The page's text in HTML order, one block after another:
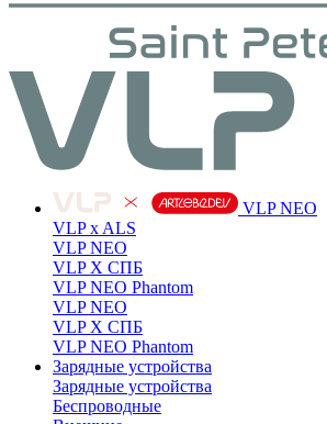
VLP NEO
VLP x ALS
VLP NEO
VLP X СПБ
VLP NEO Phantom
VLP NEO
VLP X СПБ
VLP NEO Phantom
Зарядные устройства
Зарядные устройства
Беспроводные